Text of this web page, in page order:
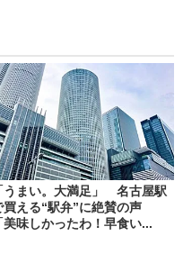
うまい。大満足」 名古屋駅
買える“駅弁”に絶賛の声
美味しかったわ！早食い...